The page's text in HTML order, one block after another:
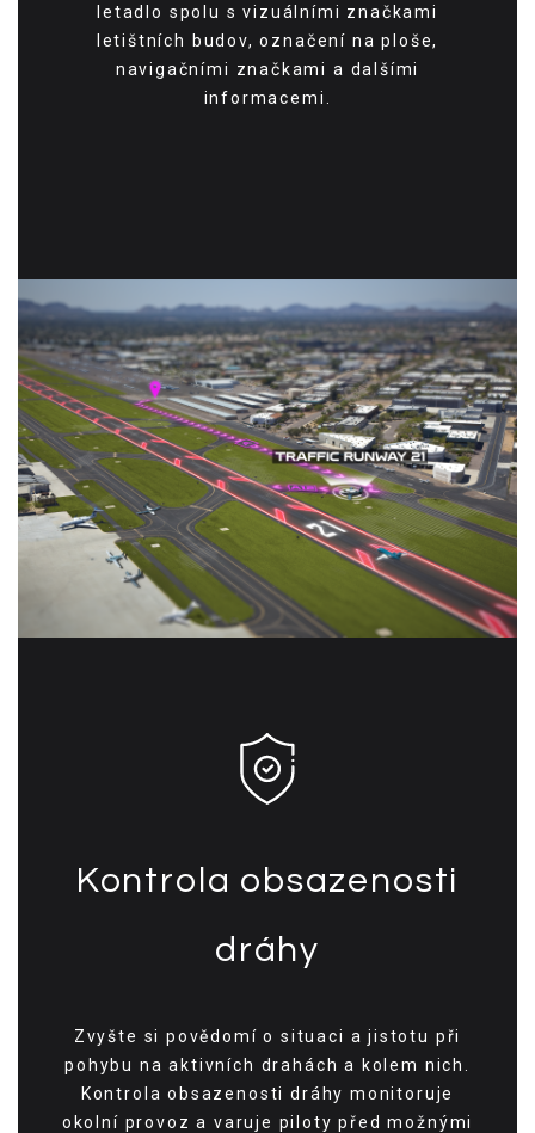
letadlo spolu s vizuálními značkami
letištních budov, označení na ploše,
navigačními značkami a dalšími
informacemi.
Kontrola obsazenosti
dráhy
Zvyšte si povědomí o situaci a jistotu při
pohybu na aktivních drahách a kolem nich.
Kontrola obsazenosti dráhy monitoruje
okolní provoz a varuje piloty před možnými